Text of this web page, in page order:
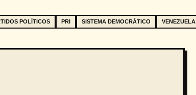
POLÍTICOS PRI SISTEMA DEMOCRÁTICO VENEZUELA